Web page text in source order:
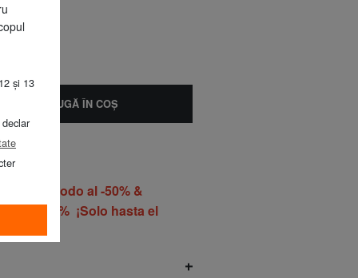
ADAUGĂ ÎN COŞ
ROPA todo al -50% &
al -60% ¡Solo hasta el
și 13
declar